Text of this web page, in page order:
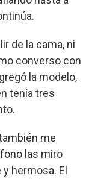
de la cama, ni
converso con
la modelo,
tenía tres
me
las miro
hermosa. El